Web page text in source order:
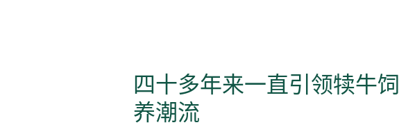
四十多年来一直引领犊牛饲
养潮流